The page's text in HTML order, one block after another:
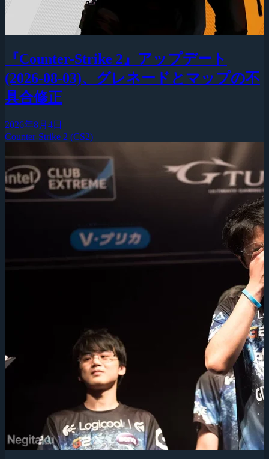
『Counter-Strike 2』アップデート
(2026-08-03)、グレネードとマップの不
具合修正
2026年8月4日
Counter-Strike 2 (CS2)